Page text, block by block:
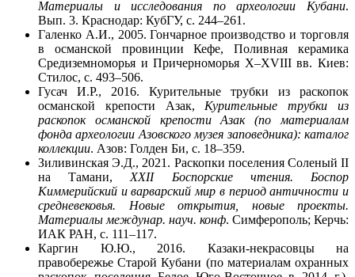
Материалы и исследования по археологии Кубани.
Вып. 3. Краснодар: КубГУ, с. 244–261.
Галенко А.И., 2005. Гончарное производство и торговля
в османской провинции Кефе, Поливная керамика
Средиземноморья и Причерноморья X–XVIII вв. Киев:
Стилос, с. 493–506.
Гусач И.Р., 2016. Курительные трубки из раскопок
османской крепости Азак,Курительные трубки из
раскопок османской крепости Азак (по материалам
фонда археологии Азовского музея заповедника): каталог
коллекции. Азов: Голден Би, с. 18–359.
Зиливинская Э.Д., 2021. Раскопки поселения Соленый II
на Тамани,XXII Боспорские чтения. Боспор
Киммерийский и варварский мир в период античности и
средневековья. Новые открытия, новые проекты.
Материалы междунар. науч. конф. Симферополь; Керчь:
ИАК РАН, с. 111–117.
Каргин Ю.Ю., 2016. Казаки-некрасовцы на
правобережье Старой Кубани (по материалам охранных